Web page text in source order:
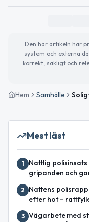
Den här artikeln har
system och externa
korrekt, sakligt och
Hem Samhälle
Mest läst
1
Nattlig
gripanden och
2
Nattens
efter hot –
3 Vägarbete med